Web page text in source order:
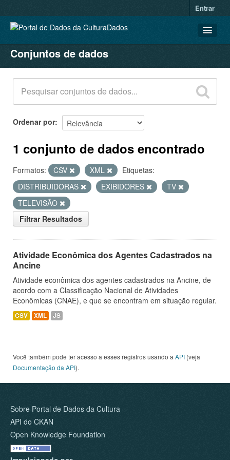
Entrar
CONJUNTOS DE DADOS
ORGANIZAÇÕES
GRUPOS
SOBRE
Conjuntos de dados
Ordenar por
1 conjunto de dados encontrado
Formatos: CSV XML
Etiquetas:
DISTRIBUIDORAS
EXIBIDORES
TV
TELEVISÃO
Filtrar Resultados
Atividade Econômica dos Agentes Cadastrados na
Ancine
Atividade econômica dos agentes cadastrados na Ancine, de
acordo com a Classificação Nacional de Atividades
Econômicas (CNAE), e que se encontram em situação regular.
CSV XML JS
Você também pode ter acesso a esses registros usando a API (veja
Documentação da API).
Sobre Portal de Dados da Cultura
API do CKAN
Open Knowledge Foundation